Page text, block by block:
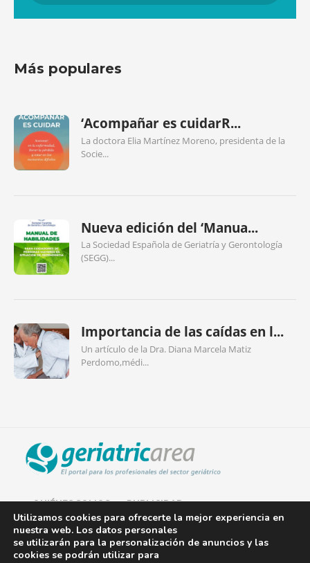
Más populares
‘Acompañar es cuidarR...
La doctora Elia Martínez Moreno, presidenta de la
Socie...
Nueva edición del ‘Manua...
La Sociedad Española de Geriatría y Gerontología
(SEGG)...
Importancia de las caídas en l...
Un artículo de la Dra. Diana Marcela Matiz
Perdomo,médi...
QUIÉNES SOMOS PUBLICIDAD
AVISO LEGAL
POLÍTICA DE COOKIES
Utilizamos cookies para ofrecerte la mejor experiencia en
nuestra web. Los datos personales
se utilizarán para la personalización de anuncios y las
cookies se podrán utilizar para